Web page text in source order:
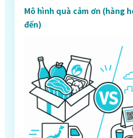
Mô hình quà cảm ơn (hàng
đến)